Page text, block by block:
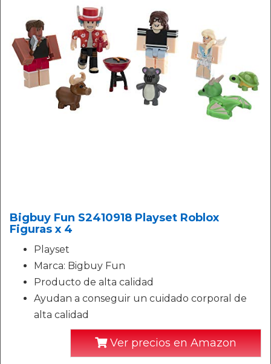
Bigbuy Fun S2410918 Playset Roblox
Figuras x 4
Playset
Marca: Bigbuy Fun
Producto de alta calidad
Ayudan a conseguir un cuidado corporal de
alta calidad
Ver precios en Amazon